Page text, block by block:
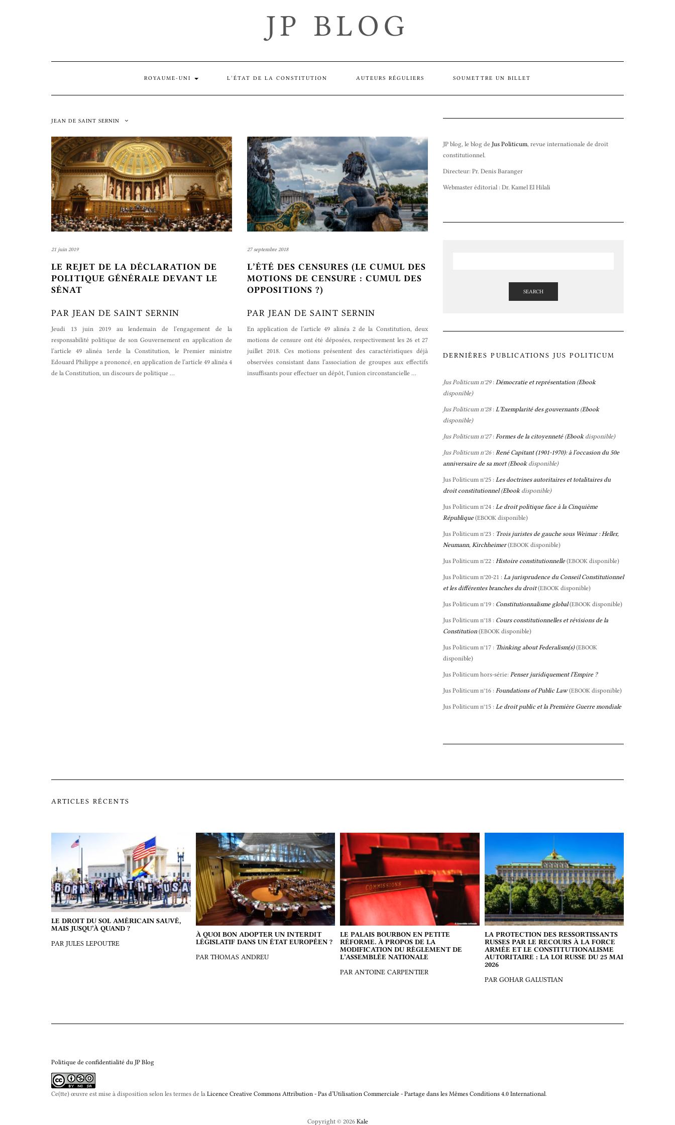
JP BLOG
ROYAUME-UNI L’ÉTAT DE LA CONSTITUTION AUTEURS RÉGULIERS SOUMETTRE UN BILLET
JEAN DE SAINT SERNIN
21 juin 2019
LE REJET DE LA DÉCLARATION DE
POLITIQUE GÉNÉRALE DEVANT LE
SÉNAT
PAR JEAN DE SAINT SERNIN
Jeudi 13 juin 2019 au lendemain de l’engagement de la
responsabilité politique de son Gouvernement en application de
l’article 49 alinéa 1erde la Constitution, le Premier ministre
Edouard Philippe a prononcé, en application de l’article 49 alinéa 4
de la Constitution, un discours de politique …
27 septembre 2018
L’ÉTÉ DES CENSURES (LE CUMUL DES
MOTIONS DE CENSURE : CUMUL DES
OPPOSITIONS ?)
PAR JEAN DE SAINT SERNIN
En application de l’article 49 alinéa 2 de la Constitution, deux
motions de censure ont été déposées, respectivement les 26 et 27
juillet 2018. Ces motions présentent des caractéristiques déjà
observées consistant dans l’association de groupes aux effectifs
insuffisants pour effectuer un dépôt, l’union circonstancielle …
JP blog, le blog de Jus Politicum, revue internationale de droit
constitutionnel.
Directeur: Pr. Denis Baranger
Webmaster éditorial : Dr. Kamel El Hilali
SEARCH
DERNIÈRES PUBLICATIONS JUS POLITICUM
Jus Politicum n°29: Démocratie et représentation (Ebook
disponible)
Jus Politicum n°28: L’Exemplarité des gouvernants(Ebook
disponible)
Jus Politicum n°27: Formes de la citoyenneté(Ebookdisponible)
Jus Politicum n°26: René Capitant (1901-1970): à l’occasion du 50e
anniversaire de sa mort(Ebookdisponible)
Jus Politicum n°25 : Les doctrines autoritaires et totalitaires du
droit constitutionnel(Ebookdisponible)
Jus Politicum n°24 : Le droit politique face à la Cinquième
République (EBOOK disponible)
Jus Politicum n°23 : Trois juristes de gauche sous Weimar : Heller,
Neumann, Kirchheimer (EBOOK disponible)
Jus Politicum n°22 : Histoire constitutionnelle (EBOOK disponible)
Jus Politicum n°20-21 : La jurisprudence du Conseil Constitutionnel
et les différentes branches du droit (EBOOK disponible)
Jus Politicum n°19 : Constitutionnalisme global (EBOOK disponible)
Jus Politicum n°18 : Cours constitutionnelles et révisions de la
Constitution (EBOOK disponible)
Jus Politicum n°17 : Thinking about Federalism(s) (EBOOK
disponible)
Jus Politicum hors-série: Penser juridiquement l’Empire ?
Jus Politicum n°16 : Foundations of Public Law (EBOOK disponible)
Jus Politicum n°15 : Le droit public et la Première Guerre mondiale
ARTICLES RÉCENTS
LE DROIT DU SOL AMÉRICAIN SAUVÉ,
MAIS JUSQU’À QUAND ?
PAR JULES LEPOUTRE
À QUOI BON ADOPTER UN INTERDIT
LÉGISLATIF DANS UN ÉTAT EUROPÉEN ?
PAR THOMAS ANDREU
LE PALAIS BOURBON EN PETITE
RÉFORME. À PROPOS DE LA
MODIFICATION DU RÈGLEMENT DE
L’ASSEMBLÉE NATIONALE
PAR ANTOINE CARPENTIER
LA PROTECTION DES RESSORTISSANTS
RUSSES PAR LE RECOURS À LA FORCE
ARMÉE ET LE CONSTITUTIONALISME
AUTORITAIRE : LA LOI RUSSE DU 25 MAI
2026
PAR GOHAR GALUSTIAN
Politique de confidentialité du JP Blog
Ce(tte) œuvre est mise à disposition selon les termes de la Licence Creative Commons Attribution - Pas d’Utilisation Commerciale - Partage dans les Mêmes Conditions 4.0 International.
Copyright © 2026 Kale